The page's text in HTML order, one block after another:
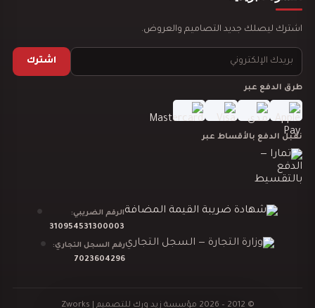
تصميم جيم صالة حديد
تصميم ديكور صالة بولنج
تصميم ديكور مطعم شاورما
اشترك ليصلك جديد التصاميم والعروض.
اشترك
طرق الدفع عبر
نقبل الدفع بالأقساط عبر
الرقم الضريبي:
310954531300003
رقم السجل التجاري:
7023604296
© 2012 – 2026 مؤسسة زيد ورك للتصميم | Zworks